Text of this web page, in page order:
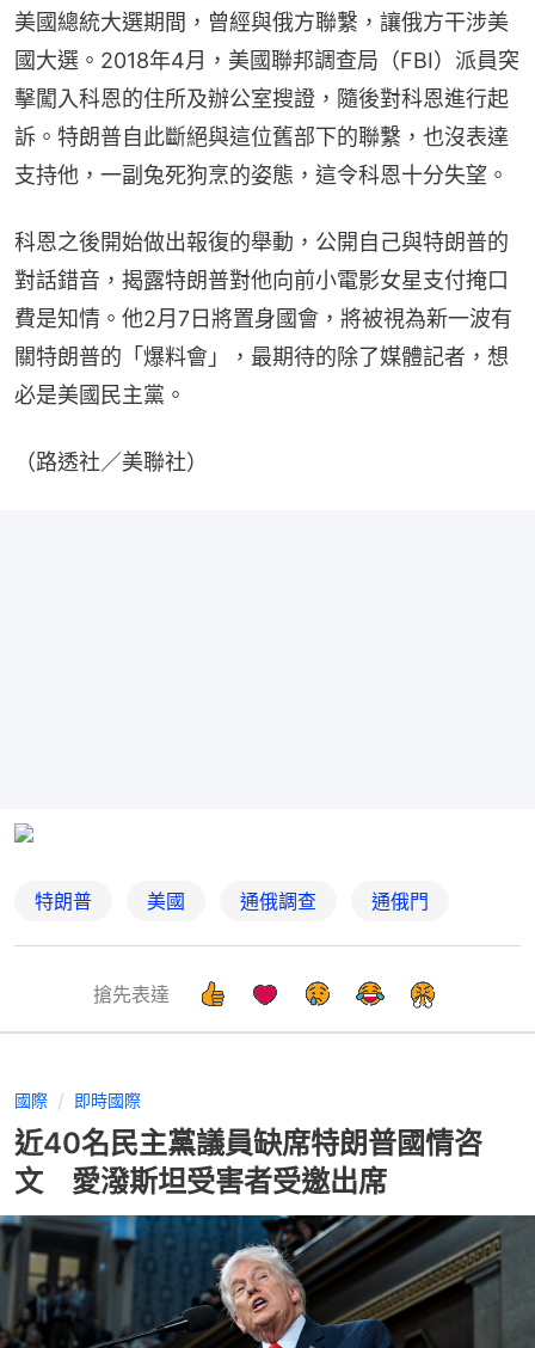
美國總統大選期間，曾經與俄方聯繫，讓俄方干涉美
國大選。2018年4月，美國聯邦調查局（FBI）派員突
擊闖入科恩的住所及辦公室搜證，隨後對科恩進行起
訴。特朗普自此斷絕與這位舊部下的聯繫，也沒表達
支持他，一副兔死狗烹的姿態，這令科恩十分失望。
科恩之後開始做出報復的舉動，公開自己與特朗普的
對話錯音，揭露特朗普對他向前小電影女星支付掩口
費是知情。他2月7日將置身國會，將被視為新一波有
關特朗普的「爆料會」，最期待的除了媒體記者，想
必是美國民主黨。
（路透社／美聯社）
特朗普 美國 通俄調查 通俄門
搶先表達
國際 即時國際
近40名民主黨議員缺席特朗普國情咨
文 愛潑斯坦受害者受邀出席